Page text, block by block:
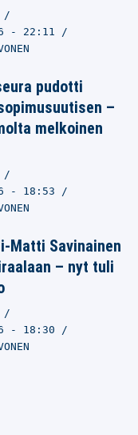
- 22:11
pudotti
–
melkoinen
- 18:53
Matti Savinainen
– nyt tuli
- 18:30